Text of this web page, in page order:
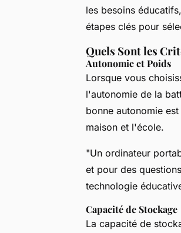
les besoins
étapes clés pour
Quels Sont les
Autonomie et Poids
Lorsque vous
l'autonomie de la
bonne autonomie
maison et l'école.
"Un ordinateur
et pour des
technologie
Capacité de Stockage
La capacité de